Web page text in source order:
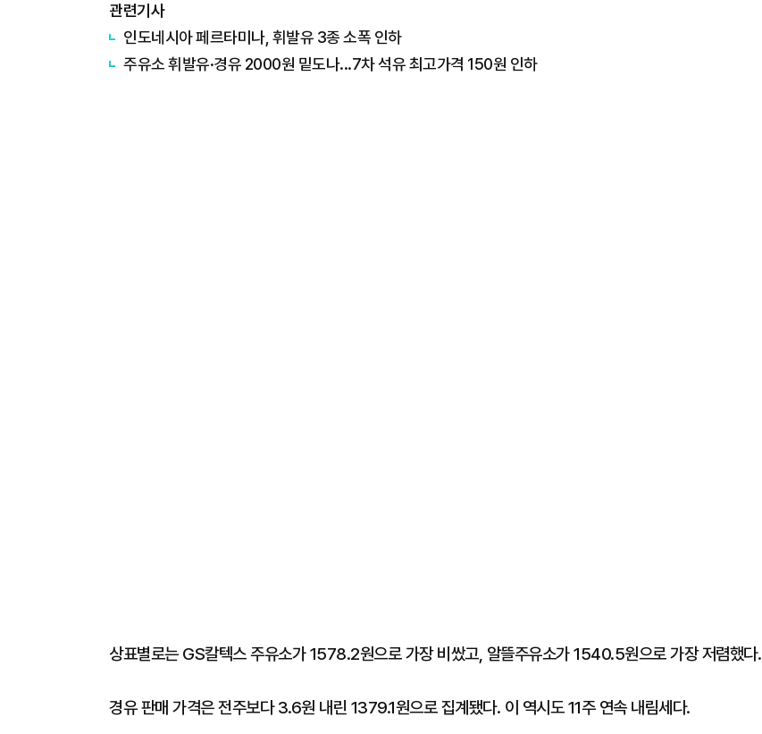
관련기사
인도네시아 페르타미나, 휘발유 3종 소폭 인하
주유소 휘발유·경유 2000원 밑도나...7차 석유 최고가격 150원 인하
상표별로는 GS칼텍스 주유소가 1578.2원으로 가장 비쌌고, 알뜰주유소가 1540.5원으로 가장 저렴했다.
경유 판매 가격은 전주보다 3.6원 내린 1379.1원으로 집계됐다. 이 역시도 11주 연속 내림세다.